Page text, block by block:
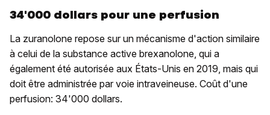
34'000 dollars pour une perfusion
La zuranolone repose sur un mécanisme d'action similaire
à celui de la substance active brexanolone, qui a
également été autorisée aux États-Unis en 2019, mais qui
doit être administrée par voie intraveineuse. Coût d'une
perfusion: 34'000 dollars.